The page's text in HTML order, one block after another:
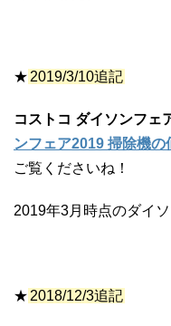
★ 2019/3/10追記
コストコ ダイソンフェ
ンフェア2019 掃除機
ご覧くださいね！
2019年3月時点のダイ
★ 2018/12/3追記